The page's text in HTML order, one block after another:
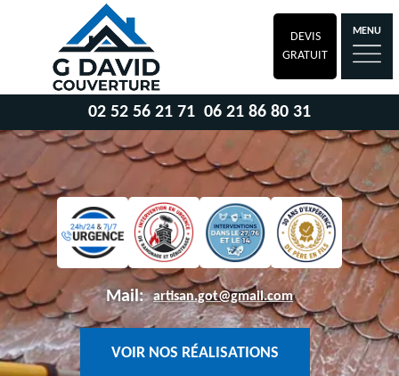
DEVIS
GRATUIT
MENU
02 52 56 21 71 06 21 86 80 31
Mail: artisan.got@gmail.com
VOIR NOS RÉALISATIONS